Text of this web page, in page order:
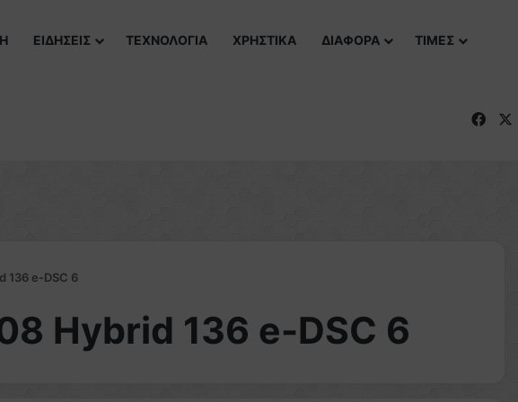
ΕΙΔΗΣΕΙΣ ΤΕΧΝΟΛΟΓΙΑ ΧΡΗΣΤΙΚΑ ΔΙΑΦΟΡΑ ΤΙΜΕΣ
136 e-DSC 6
Hybrid 136 e-DSC 6